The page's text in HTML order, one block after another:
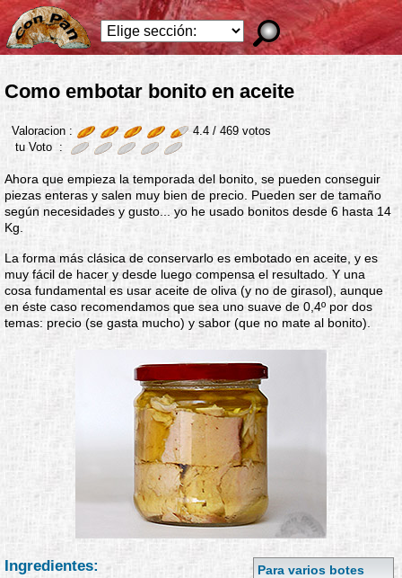
Como embotar bonito en aceite
Valoracion : 4.4 /469 votos
tu Voto :
Ahora que empieza la temporada del bonito, se pueden conseguir
piezas enteras y salen muy bien de precio. Pueden ser de tamaño
según necesidades y gusto... yo he usado bonitos desde 6 hasta 14
Kg.
La forma más clásica de conservarlo es embotado en aceite, y es
muy fácil de hacer y desde luego compensa el resultado. Y una
cosa fundamental es usar aceite de oliva (y no de girasol), aunque
en éste caso recomendamos que sea uno suave de 0,4º por dos
temas: precio (se gasta mucho) y sabor (que no mate al bonito).
Para varios botes
Ingredientes: